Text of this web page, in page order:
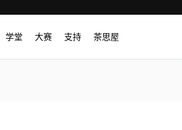
学堂 大赛 支持 茶思屋